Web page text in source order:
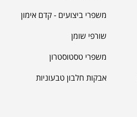
משפרי ביצועים - קדם אימון
שורפי שומן
משפרי טסטוסטרון
אבקות חלבון טבעוניות